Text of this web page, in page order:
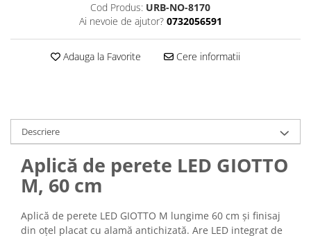
Cod Produs: URB-NO-8170
Ai nevoie de ajutor? 0732056591
Adauga la Favorite Cere informatii
Descriere
Aplică de perete LED GIOTTO
M, 60 cm
Aplică de perete LED GIOTTO M lungime 60 cm și finisaj
din oțel placat cu alamă antichizată. Are LED integrat de